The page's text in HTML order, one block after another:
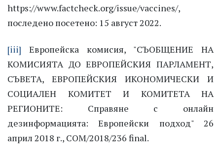
https://www.factcheck.org/issue/vaccines/,
последено посетено: 15 август 2022.
[iii] Европейска комисия, "СЪОБЩЕНИЕ НА
КОМИСИЯТА ДО ЕВРОПЕЙСКИЯ ПАРЛАМЕНТ,
СЪВЕТА, ЕВРОПЕЙСКИЯ ИКОНОМИЧЕСКИ И
СОЦИАЛЕН КОМИТЕТ И КОМИТЕТА НА
РЕГИОНИТЕ: Справяне с онлайн
дезинформацията: Eвропейски подход" 26
април 2018 г., COM/2018/236 final.